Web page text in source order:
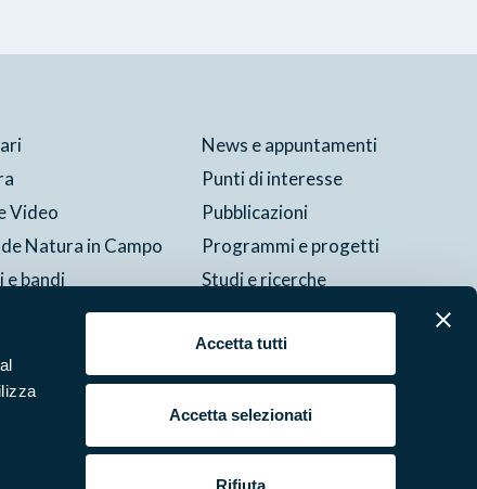
Accetta tutti
Accetta selezionati
Rifiuta
News e appuntamenti
Punti di interesse
Video
Pubblicazioni
Natura in Campo
Programmi e progetti
e bandi
Studi e ricerche
del parco
Cookie Preferenze Contatti Credits Area riservata